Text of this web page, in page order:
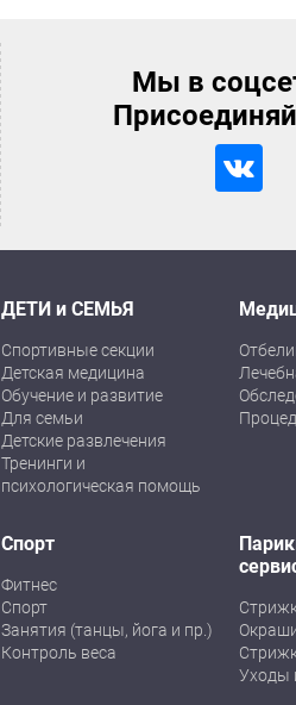
Мы в
ДЕТИ и СЕМЬЯ
Спортивные секции
Детская медицина
Обучение и развитие
Для семьи
Детские развлечения
Тренинги и
психологическая помощь
Спорт
Фитнес
Спорт
Занятия (танцы, йога и пр.)
Контроль веса
Уходы